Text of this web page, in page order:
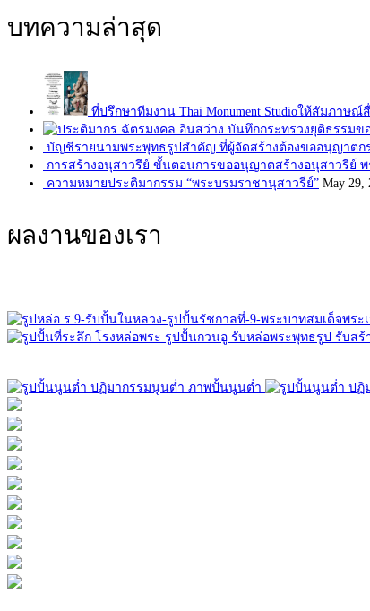
navigation
บทความล่าสุด
ที่ปรึกษาทีมงาน Thai Monument Studioให้สัมภาษณ์
บัญชีรายนามพระพุทธรูปสำคัญ ที่ผู้จัดสร้างต้องขออนุญาตก
การสร้างอนุสาวรีย์ ขั้นตอนการขออนุญาตสร้างอนุสาวรีย์
ความหมายประติมากรรม “พระบรมราชานุสาวรีย์” May 29,
ผลงานของเรา